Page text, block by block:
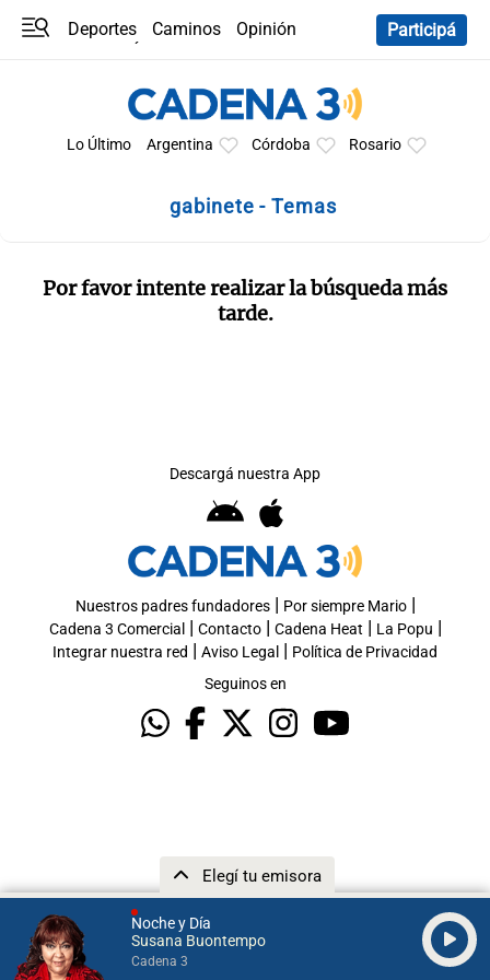
Noche y Día
Susana Buontempo
Cadena 3
Elegí tu emisora
Deportes Caminos
Opinión
Participá
Lo Último Argentina Córdoba Rosario
gabinete - Temas
Por favor intente realizar la búsqueda más
tarde.
Descargá nuestra App
Nuestros padres fundadores| Por siempre Mario|
Cadena 3 Comercial | Contacto| Cadena Heat | La Popu |
Integrar nuestra red | Aviso Legal | Política de Privacidad
Seguinos en